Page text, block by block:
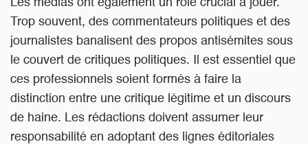
Les médias ont également un rôle crucial à jouer.
Trop souvent, des commentateurs politiques et des
journalistes banalisent des propos antisémites sous
le couvert de critiques politiques. Il est essentiel que
ces professionnels soient formés à faire la
distinction entre une critique légitime et un discours
de haine. Les rédactions doivent assumer leur
responsabilité en adoptant des lignes éditoriales